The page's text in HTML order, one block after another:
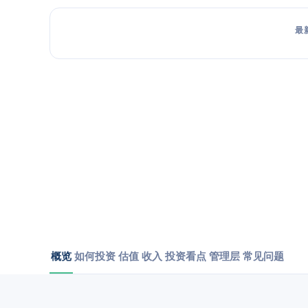
最
概览 如何投资 估值 收入 投资看点 管理层 常见问题